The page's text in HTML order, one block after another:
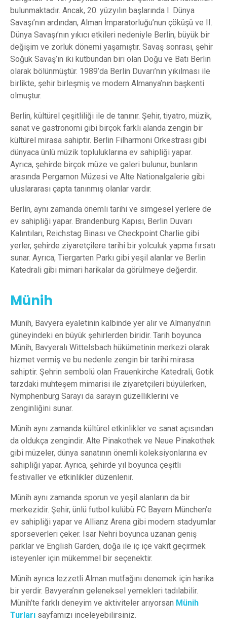
bulunmaktadır. Ancak, 20. yüzyılın başlarında I. Dünya
Savaşı’nın ardından, Alman İmparatorluğu’nun çöküşü ve II.
Dünya Savaşı’nın yıkıcı etkileri nedeniyle Berlin, büyük bir
değişim ve zorluk dönemi yaşamıştır. Savaş sonrası, şehir
Soğuk Savaş’ın iki kutbundan biri olan Doğu ve Batı Berlin
olarak bölünmüştür. 1989’da Berlin Duvarı’nın yıkılması ile
birlikte, şehir birleşmiş ve modern Almanya’nın başkenti
olmuştur.
Berlin, kültürel çeşitliliği ile de tanınır. Şehir, tiyatro, müzik,
sanat ve gastronomi gibi birçok farklı alanda zengin bir
kültürel mirasa sahiptir. Berlin Filharmoni Orkestrası gibi
dünyaca ünlü müzik topluluklarına ev sahipliği yapar.
Ayrıca, şehirde birçok müze ve galeri bulunur, bunların
arasında Pergamon Müzesi ve Alte Nationalgalerie gibi
uluslararası çapta tanınmış olanlar vardır.
Berlin, aynı zamanda önemli tarihi ve simgesel yerlere de
ev sahipliği yapar. Brandenburg Kapısı, Berlin Duvarı
Kalıntıları, Reichstag Binası ve Checkpoint Charlie gibi
yerler, şehirde ziyaretçilere tarihi bir yolculuk yapma fırsatı
sunar. Ayrıca, Tiergarten Parkı gibi yeşil alanlar ve Berlin
Katedrali gibi mimari harikalar da görülmeye değerdir.
Münih
Münih, Bavyera eyaletinin kalbinde yer alır ve Almanya’nın
güneyindeki en büyük şehirlerden biridir. Tarih boyunca
Münih, Bavyeralı Wittelsbach hükümetinin merkezi olarak
hizmet vermiş ve bu nedenle zengin bir tarihi mirasa
sahiptir. Şehrin sembolü olan Frauenkirche Katedrali, Gotik
tarzdaki muhteşem mimarisi ile ziyaretçileri büyülerken,
Nymphenburg Sarayı da sarayın güzelliklerini ve
zenginliğini sunar.
Münih aynı zamanda kültürel etkinlikler ve sanat açısından
da oldukça zengindir. Alte Pinakothek ve Neue Pinakothek
gibi müzeler, dünya sanatının önemli koleksiyonlarına ev
sahipliği yapar. Ayrıca, şehirde yıl boyunca çeşitli
festivaller ve etkinlikler düzenlenir.
Münih aynı zamanda sporun ve yeşil alanların da bir
merkezidir. Şehir, ünlü futbol kulübü FC Bayern München’e
ev sahipliği yapar ve Allianz Arena gibi modern stadyumlar
sporseverleri çeker. Isar Nehri boyunca uzanan geniş
parklar ve English Garden, doğa ile iç içe vakit geçirmek
isteyenler için mükemmel bir seçenektir.
Münih ayrıca lezzetli Alman mutfağını denemek için harika
bir yerdir. Bavyera’nın geleneksel yemekleri tadılabilir.
Münih’te farklı deneyim ve aktiviteler arıyorsan Münih
Turları sayfamızı inceleyebilirsiniz.